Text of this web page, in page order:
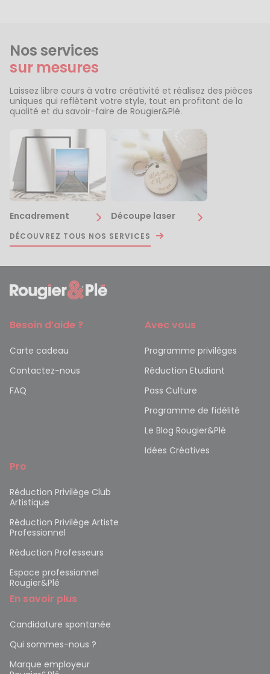
Nos services
sur mesures
Laissez libre cours à votre créativité et réalisez des pièces
uniques qui reflètent votre style, tout en profitant de la
qualité et du savoir-faire de Rougier&Plé.
Encadrement Découpe laser
DÉCOUVREZ TOUS NOS SERVICES
Besoin d’aide ?
Carte cadeau
Contactez-nous
FAQ
Avec vous
Programme privilèges
Réduction Etudiant
Pass Culture
Programme de fidélité
Le Blog Rougier&Plé
Idées Créatives
Pro
Réduction Privilège Club
Artistique
Réduction Privilège Artiste
Professionnel
Réduction Professeurs
Espace professionnel
Rougier&Plé
En savoir plus
Candidature spontanée
Qui sommes-nous ?
Marque employeur